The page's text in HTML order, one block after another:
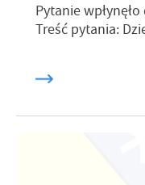
Pytanie
Treść pytania: